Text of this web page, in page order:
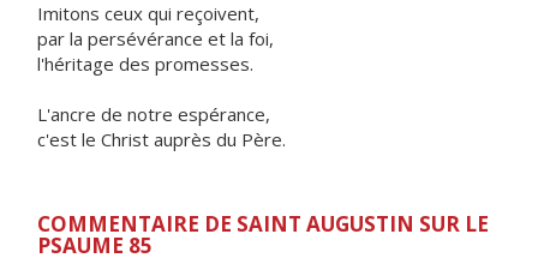
Imitons ceux qui reçoivent,
par la persévérance et la foi,
l'héritage des promesses.
L'ancre de notre espérance,
c'est le Christ auprès du Père.
COMMENTAIRE DE SAINT AUGUSTIN SUR LE
PSAUME 85